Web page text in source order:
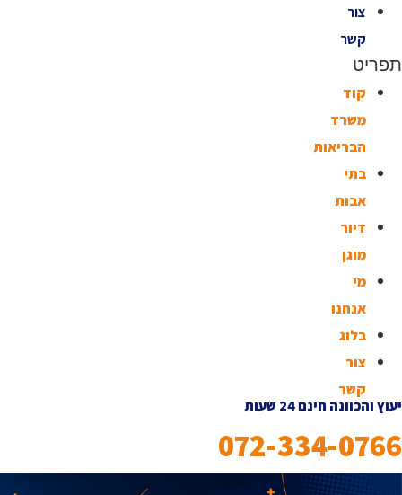
צור
קשר
תפריט
קוד
משרד
הבריאות
בתי
אבות
דיור
מוגן
מי
אנחנו
בלוג
צור
קשר
יעוץ והכוונה חינם 24 שעות
072-334-0766